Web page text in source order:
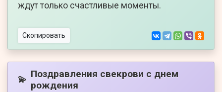
ждут только счастливые моменты.
Скопировать
💫 Поздравления свекрови с днем
рождения